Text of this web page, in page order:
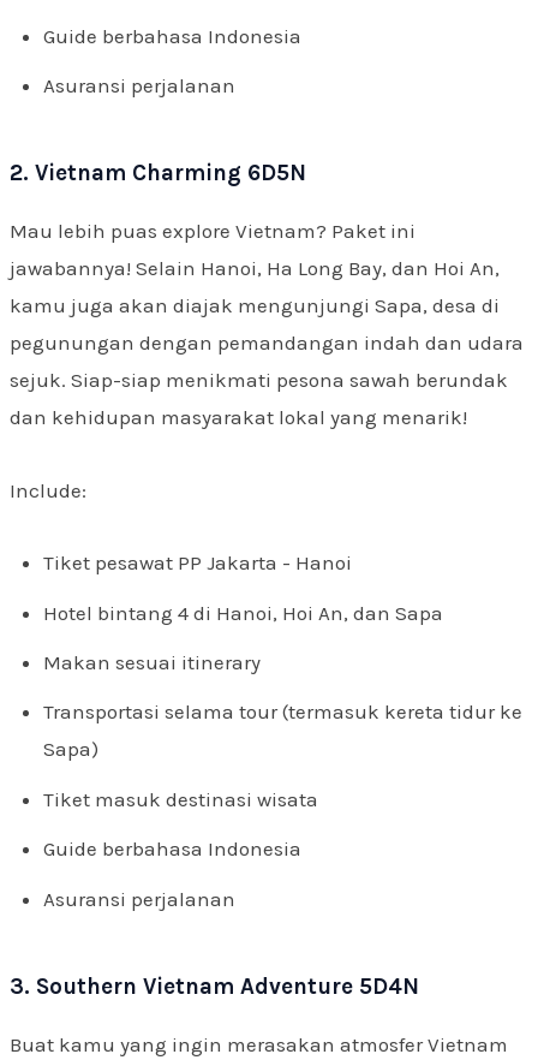
Guide berbahasa Indonesia
Asuransi perjalanan
2. Vietnam Charming 6D5N
Mau lebih puas explore Vietnam? Paket ini
jawabannya! Selain Hanoi, Ha Long Bay, dan Hoi An,
kamu juga akan diajak mengunjungi Sapa, desa di
pegunungan dengan pemandangan indah dan udara
sejuk. Siap-siap menikmati pesona sawah berundak
dan kehidupan masyarakat lokal yang menarik!
Include:
Tiket pesawat PP Jakarta - Hanoi
Hotel bintang 4 di Hanoi, Hoi An, dan Sapa
Makan sesuai itinerary
Transportasi selama tour (termasuk kereta tidur ke
Sapa)
Tiket masuk destinasi wisata
Guide berbahasa Indonesia
Asuransi perjalanan
3. Southern Vietnam Adventure 5D4N
Buat kamu yang ingin merasakan atmosfer Vietnam